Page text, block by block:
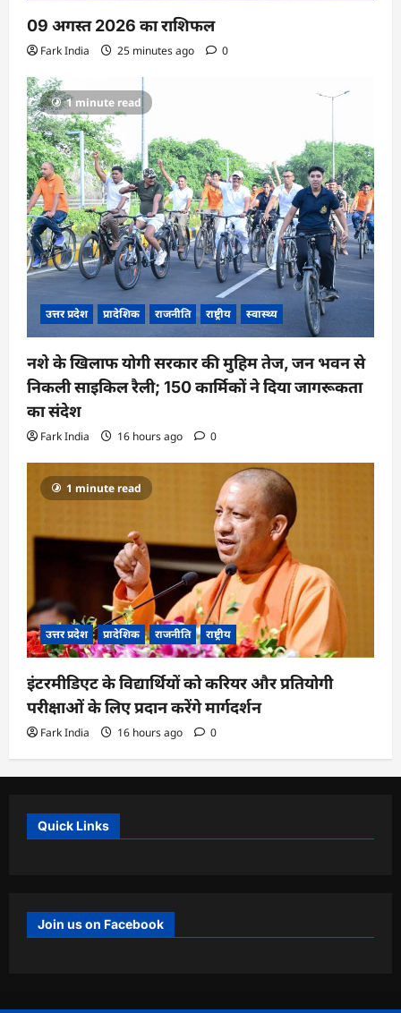
09 अगस्त 2026 का राशिफल
Fark India 25 minutes ago 0
1 minute read
उत्तर प्रदेश प्रादेशिक राजनीति राष्ट्रीय स्वास्थ्य
नशे के खिलाफ योगी सरकार की मुहिम तेज, जन भवन से
निकली साइकिल रैली; 150 कार्मिकों ने दिया जागरूकता
का संदेश
Fark India 16 hours ago 0
1 minute read
उत्तर प्रदेश प्रादेशिक राजनीति राष्ट्रीय
इंटरमीडिएट के विद्यार्थियों को करियर और प्रतियोगी
परीक्षाओं के लिए प्रदान करेंगे मार्गदर्शन
Fark India 16 hours ago 0
Quick Links
Join us on Facebook